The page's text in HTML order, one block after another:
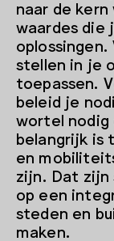
naar de
waardes die
oplossingen.
stellen in je
toepassen.
beleid je
wortel nodig
belangrijk is
en
zijn. Dat zijn
op een
steden en
maken.